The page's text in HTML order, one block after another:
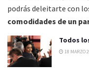
podrás deleitarte con
comodidades de un
Todos
18 MARZO